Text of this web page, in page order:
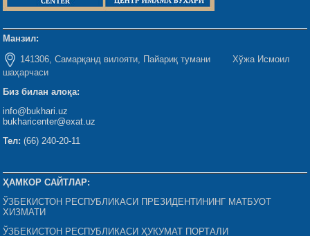
Манзил:
141306, Самарқанд вилояти, Пайариқ тумани Хўжа Исмоил
шаҳарчаси
Биз билан алоқа:
info@bukhari.uz
bukharicenter@exat.uz
Тел: (66) 240-20-11
ҲАМКОР САЙТЛАР:
ЎЗБЕКИСТОН РЕСПУБЛИКАСИ ПРЕЗИДЕНТИНИНГ МАТБУОТ
ХИЗМАТИ
ЎЗБЕКИСТОН РЕСПУБЛИКАСИ ҲУКУМАТ ПОРТАЛИ